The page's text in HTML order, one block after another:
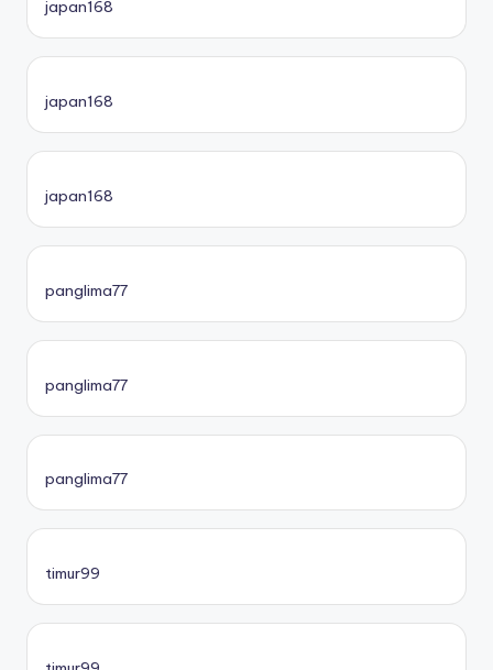
japan168
japan168
japan168
panglima77
panglima77
panglima77
timur99